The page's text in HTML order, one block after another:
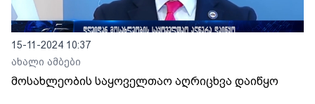
15-11-2024 10:37
ახალი ამბები
მოსახლეობის საყოველთაო აღრიცხვა დაიწყო